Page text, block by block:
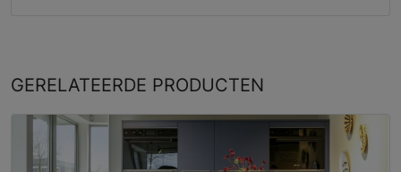
GERELATEERDE PRODUCTEN